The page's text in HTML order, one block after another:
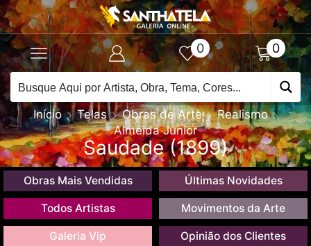
0 0
Início Telas Obras de Arte
Realismo
Almeida Júnior
Saudade (1899)
Obras Mais Vendidas Últimas Novidades
Todos Artistas Movimentos da Arte
Galeria Vip Opinião dos Clientes